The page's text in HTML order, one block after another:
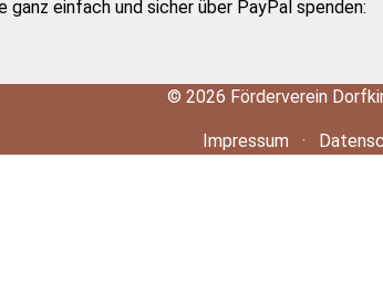
einfach und sicher über PayPal spenden:
© 2026 Förderverein
Impressum ·